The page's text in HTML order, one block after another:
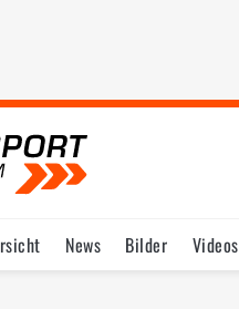
News Bilder Videos